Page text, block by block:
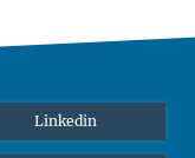
Linkedin